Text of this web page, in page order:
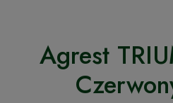
Agrest